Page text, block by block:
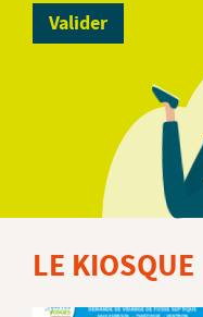
LE KIOSQUE